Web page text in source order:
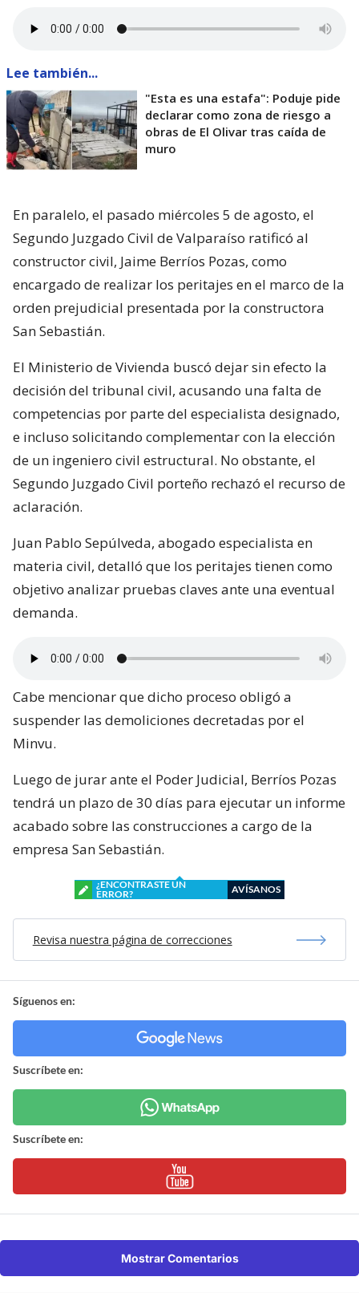
Lee también...
"Esta es una estafa": Poduje pide
declarar como zona de riesgo a
obras de El Olivar tras caída de
muro
En paralelo, el pasado miércoles 5 de agosto, el
Segundo Juzgado Civil de Valparaíso ratificó al
constructor civil, Jaime Berríos Pozas, como
encargado de realizar los peritajes en el marco de la
orden prejudicial presentada por la constructora
San Sebastián.
El Ministerio de Vivienda buscó dejar sin efecto la
decisión del tribunal civil, acusando una falta de
competencias por parte del especialista designado,
e incluso solicitando complementar con la elección
de un ingeniero civil estructural. No obstante, el
Segundo Juzgado Civil porteño rechazó el recurso de
aclaración.
Juan Pablo Sepúlveda, abogado especialista en
materia civil, detalló que los peritajes tienen como
objetivo analizar pruebas claves ante una eventual
demanda.
Cabe mencionar que dicho proceso obligó a
suspender las demoliciones decretadas por el
Minvu.
Luego de jurar ante el Poder Judicial, Berríos Pozas
tendrá un plazo de 30 días para ejecutar un informe
acabado sobre las construcciones a cargo de la
empresa San Sebastián.
¿ENCONTRASTE UN
ERROR?
AVÍSANOS
Revisa nuestra página de correcciones
Síguenos en:
Suscríbete en:
Suscríbete en:
Mostrar Comentarios